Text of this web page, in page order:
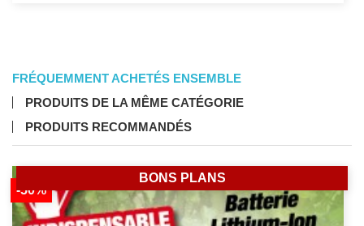
FRÉQUEMMENT ACHETÉS ENSEMBLE
PRODUITS DE LA MÊME CATÉGORIE
PRODUITS RECOMMANDÉS
-50%
BONS PLANS